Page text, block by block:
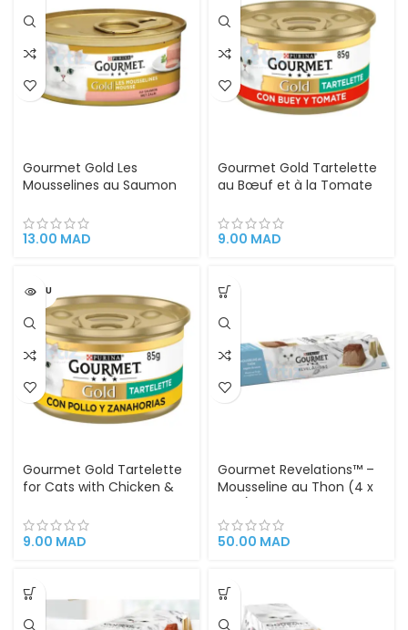
Gourmet Gold Les
Mousselines au Saumon
13.00 MAD
Gourmet Gold Tartelette
au Bœuf et à la Tomate
9.00 MAD
VENDU
Gourmet Gold Tartelette
for Cats with Chicken &
9.00 MAD
Gourmet Revelations™ –
Mousseline au Thon (4 x
50.00 MAD